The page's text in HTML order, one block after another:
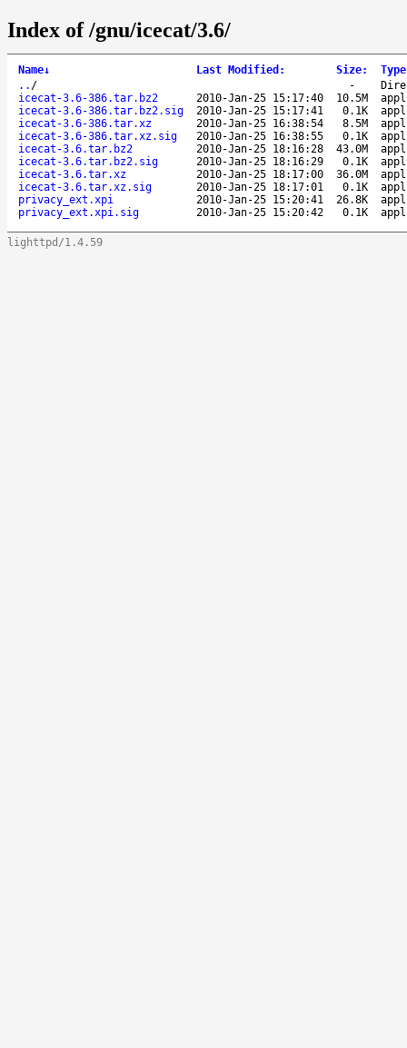
Index of /gnu/icecat/3.6/
Name↓ Last Modified : Size: Type
.. / -
icecat-3.6-386.tar.bz2
2010-Jan-25 15:17:40 10.5M
icecat-3.6-386.tar.bz2.sig
2010-Jan-25 15:17:41 0.1K
icecat-3.6-386.tar.xz
2010-Jan-25 16:38:54 8.5M
icecat-3.6-386.tar.xz.sig
2010-Jan-25 16:38:55 0.1K
icecat-3.6.tar.bz2
2010-Jan-25 18:16:28 43.0M
icecat-3.6.tar.bz2.sig
2010-Jan-25 18:16:29 0.1K
icecat-3.6.tar.xz
2010-Jan-25 18:17:00 36.0M
icecat-3.6.tar.xz.sig
2010-Jan-25 18:17:01 0.1K
privacy_ext.xpi
2010-Jan-25 15:20:41 26.8K
privacy_ext.xpi.sig
2010-Jan-25 15:20:42 0.1K
lighttpd/1.4.59